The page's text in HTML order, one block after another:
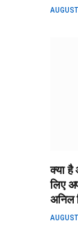
क्या है
लिए
अनिल